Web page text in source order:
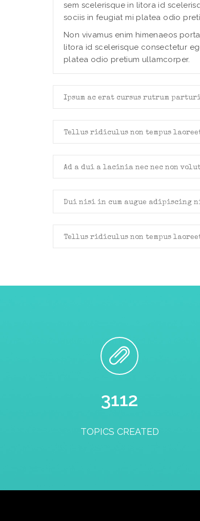
sem scelerisque in litora id
sociis in feugiat mi platea odio
Non vivamus enim himenaeos
litora id scelerisque consectetur
platea odio pretium ullamcorper.
Ipsum ac erat cursus rutrum
Tellus ridiculus non tempus
Ad a dui a lacinia nec nec non
Dui nisi in cum augue adipiscing
Tellus ridiculus non tempus
3200
TOPICS CREATED